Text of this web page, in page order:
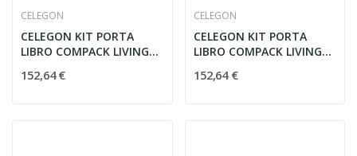
CELEGON
CELEGON KIT PORTA
LIBRO COMPACK LIVING
152,64 €
CELEGON
CELEGON KIT PORTA
LIBRO COMPACK LIVING
152,64 €